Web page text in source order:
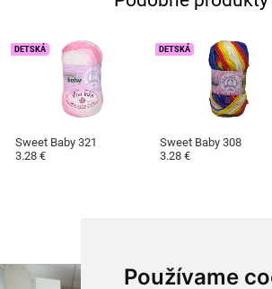
Používame
Sweet Baby 321
DETSKÁ
3.28 €
Sweet Baby 308
DETSKÁ
3.28 €